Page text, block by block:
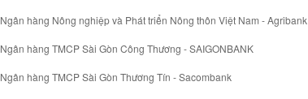
Ngân hàng Nông nghiệp và Phát triển Nông thôn Việt Nam - Agribank
Ngân hàng TMCP Sài Gòn Công Thương - SAIGONBANK
Ngân hàng TMCP Sài Gòn Thương Tín - Sacombank